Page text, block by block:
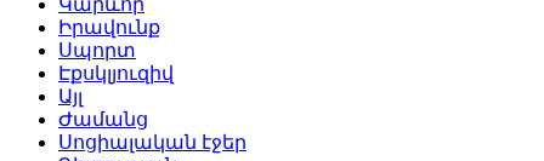
Կարևոր
Իրավունք
Սպորտ
Էքսկլյուզիվ
Այլ
Ժամանց
Սոցիալական էջեր